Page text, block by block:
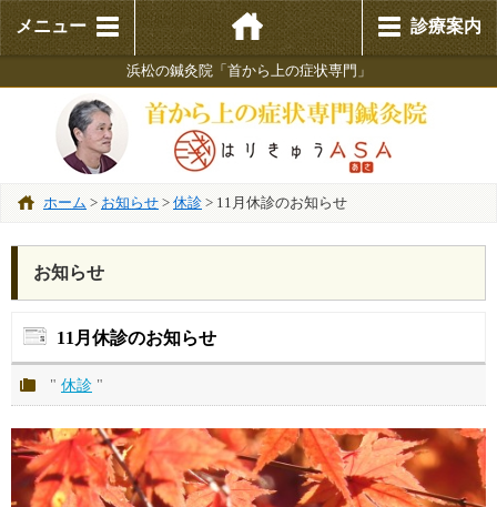
メニュー 診療案内
浜松の鍼灸院「首から上の症状専門」
ホーム > お知らせ > 休診 > 11月休診のお知らせ
お知らせ
11月休診のお知らせ
" 休診 "